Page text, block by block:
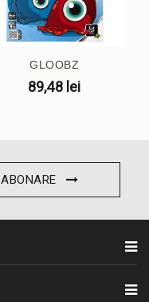
GLOOBZ
89,48 lei
ABONARE